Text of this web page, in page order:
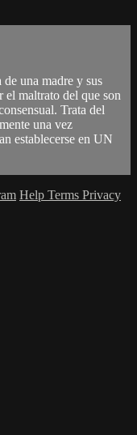
una madre y sus
maltrato del que son
Trata del
una vez
establecerse en UN
Help Terms Privacy